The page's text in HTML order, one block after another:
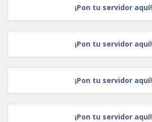
¡Pon tu servidor aquí!
¡Pon tu servidor aquí!
¡Pon tu servidor aquí!
¡Pon tu servidor aquí!